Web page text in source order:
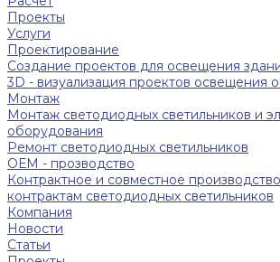
Проекты
Услуги
Проектирование
Создание проектов для освещения
3D - визуализация проектов освещения
Монтаж
Монтаж светодиодных светильников и
оборудования
Ремонт светодиодных светильников
ОЕМ - прозводство
Контрактное и совместное
контрактам светодиодных светильников
Компания
Новости
Статьи